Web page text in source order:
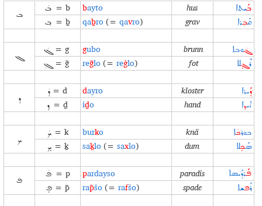
ܒ
ܒ̇ = b bayto hus ܒ݁ܰܝܬܐ
ܒ݂ = ḇ qaḇro (=qavro) grav ܩܰܒ̣ܪܐ
ܓ
ܓ̇= g gubo brunn ܓ̇ܘܒܐ
ܓ̣= ḡ reḡlo (=reġlo) fot ܪܶܓܼܠܐ
ܕ
ܕ̇= d dayro kloster ܕܰ݁ܝܪܐ
ܕ݂ = ḏ iḏo hand ܐܝܕ݂ܐ
ܟ
ܟ̇= k burko knä ܒܘܪܟ̇ܐ
ܟܼ= ḵ saḵlo (=saxlo) dum ܣܰܟܼܠܐ
ܦ
ܦ̇ = p pardayso paradis ܦܰ݁ܪܕܰܝܣܐ
ܦܼ = p̄ rap̄šo (=rafšo) spade ܪܰܦܫܐ